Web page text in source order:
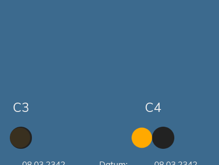
C3 C4